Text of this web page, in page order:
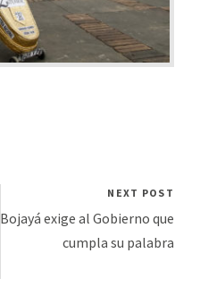
NEXT POST
Bojayá exige al Gobierno que
cumpla su palabra